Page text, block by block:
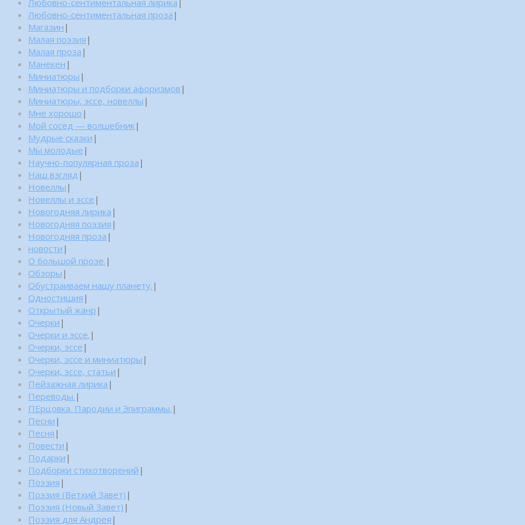
Любовно-сентиментальная проза |
Магазин |
Малая поэзия |
Малая проза |
Манекен |
Миниатюры |
Миниатюры и подборки афоризмов |
Миниатюры, эссе, новеллы |
Мне хорошо |
Мой сосед — волшебник|
Мудрые сказки |
Мы молодые |
Научно-популярная проза |
Наш взгляд |
Новеллы |
Новеллы и эссе |
Новогодняя лирика |
Новогодняя поэзия |
Новогодняя проза |
новости |
О большой прозе. |
Обзоры |
Обустраиваем нашу планету. |
Одностишия |
Открытый жанр |
Очерки |
Очерки и эссе. |
Очерки, эссе |
Очерки, эссе и миниатюры |
Очерки, эссе, статьи |
Пейзажная лирика |
Переводы. |
ПЕрцовка. Пародии и Эпиграммы. |
Песни |
Песня |
Повести |
Подарки |
Подборки стихотворений |
Поэзия |
Поэзия (Ветхий Завет) |
Поэзия (Новый Завет) |
Поэзия для Андрея |